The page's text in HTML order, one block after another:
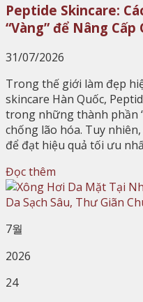
Peptide Skincare:
“Vàng” để Nâng
31/07/2026
Trong thế giới làm đẹp
skincare Hàn Quốc,
trong những thành phần
chống lão hóa. Tuy
để đạt hiệu quả tối ưu
Đọc thêm
7월
2026
24